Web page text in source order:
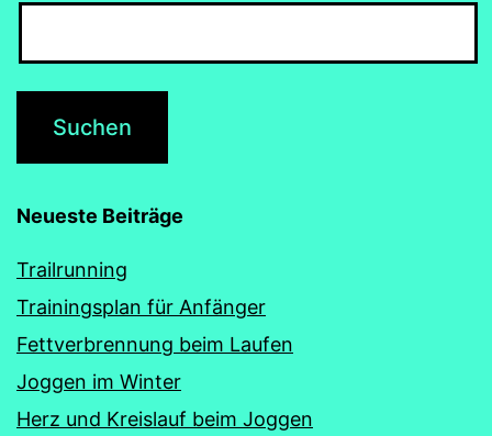
Neueste Beiträge
Trailrunning
Trainingsplan für Anfänger
Fettverbrennung beim Laufen
Joggen im Winter
Herz und Kreislauf beim Joggen